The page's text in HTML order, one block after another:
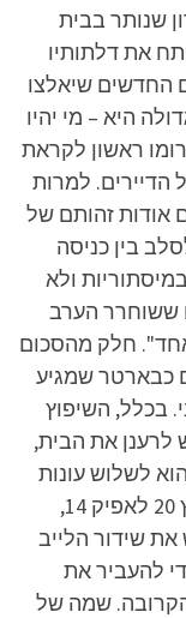
שנותר בבית
את דלתותיו
החדשים שיאלצו
היא – מי יהיו
הערב מוציאה רשת 13 פרומו ראשון לקראת
הדיירים. למרות
אודות זהותם של
בין כניסה
לנקוט במיסתוריות ולא
ששוחרר הערב
אחד". חלק מהסכום
כבארטר שמגיע
בכלל, השיפוץ
לרענן את הבית,
לשלוש עונות
נוספות. במקביל, חרף המעבר של ערוץ 20 לאפיק 14,
שידור הלייב
הדרך ותשמתמש באפיק 26 כדי להעביר את
העונה הקרובה. שמה של